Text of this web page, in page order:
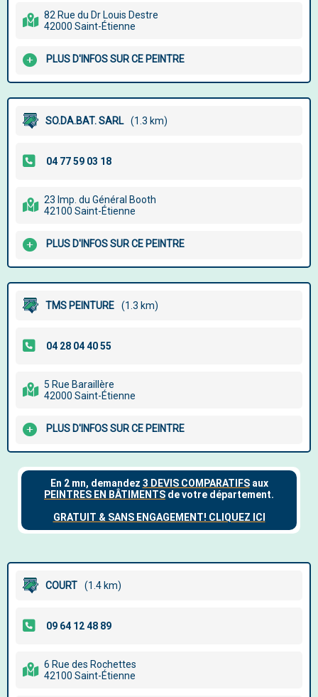
82 Rue du Dr Louis Destre
42000 Saint-Étienne
PLUS D'INFOS SUR CE PEINTRE
SO.DA.BAT. SARL (1.3 km)
23 Imp. du Général Booth
42100 Saint-Étienne
PLUS D'INFOS SUR CE PEINTRE
TMS PEINTURE (1.3 km)
5 Rue Baraillère
42000 Saint-Étienne
PLUS D'INFOS SUR CE PEINTRE
COURT (1.4 km)
6 Rue des Rochettes
42100 Saint-Étienne